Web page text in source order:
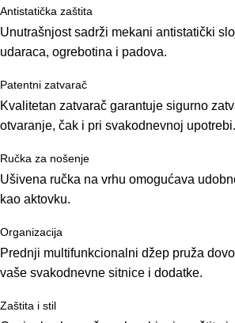
Antistatička zaštita
Unutrašnjost sadrži mekani antistatički
udaraca, ogrebotina i padova.
Patentni zatvarač
Kvalitetan zatvarač garantuje sigurno
otvaranje, čak i pri svakodnevnoj upotrebi.
Ručka za nošenje
Ušivena ručka na vrhu omogućava
kao aktovku.
Organizacija
Prednji multifunkcionalni džep pruža
vaše svakodnevne sitnice i dodatke.
Zaštita i stil